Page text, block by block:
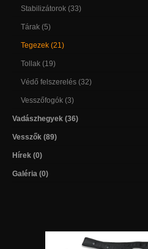
Stabilizátorok (33)
Tárak (5)
Tegezek (21)
Tollak (19)
Védő felszerelés (32)
Vesszőfogók (3)
Vadászhegyek (36)
Vesszők (89)
Hírek (0)
Galéria (0)